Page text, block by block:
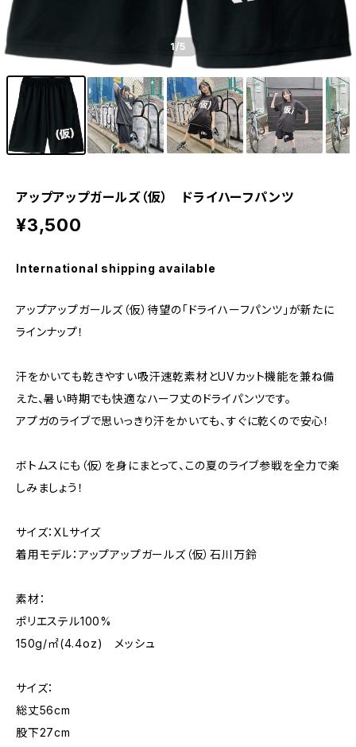
1/5
アップアップガールズ（仮） ドライハーフパンツ
¥3,500
International shipping available
アップアップガールズ（仮）待望の「ドライハーフパンツ」が新たに
ラインナップ！
汗をかいても乾きやすい吸汗速乾素材とUVカット機能を兼ね備
えた、暑い時期でも快適なハーフ丈のドライパンツです。
アプガのライブで思いっきり汗をかいても、すぐに乾くので安心！
ボトムスにも（仮）を身にまとって、この夏のライブ参戦を全力で楽
しみましょう！
サイズ：XLサイズ
着用モデル：アップアップガールズ（仮）石川万鈴
素材：
ポリエステル100%
150g/㎡(4.4oz) メッシュ
サイズ：
総丈56cm
股下27cm